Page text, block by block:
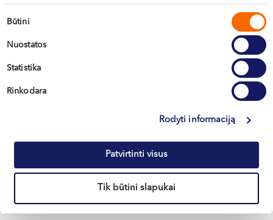
Sutikimo
Būtini
Nuostatos
Statistika
Rinkodara
Rodyti informaciją
Patvirtinti visus
Tik būtini slapukai
Svarbiausias pulmonologo tikslas – ne tik slopinti
simptomus, bet ir gydyti pačią ligos priežastį. Tam, kad
gydymas būtų ilgalaikis ir efektyvus, geras
pulmonologas visada įvertins ne tik sergančiųjų klinikinę
rizikos veiksnius, pateiks naudingų rekomendacijų.
Reikalingas pulmonologas Vilniuje ar
Klaipėdoje?